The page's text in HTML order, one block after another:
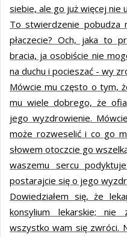
siebie, ale go już więcej nie
To stwierdzenie pobudza
płaczecie? Och, jaka to
bracia, ja osobiście nie
na duchu i pocieszać - wy
Mówcie mu często o tym,
mu wiele dobrego, że
jego wyzdrowienie.
może rozweselić i co go
słowem otoczcie go
waszemu sercu
postarajcie się o jego
Dowiedziałem się, że
konsylium lekarskie; nie
wszystko wam się zwróci.